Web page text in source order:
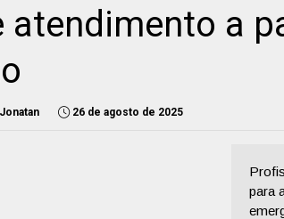
atendimento a
26 de agosto de 2025
para